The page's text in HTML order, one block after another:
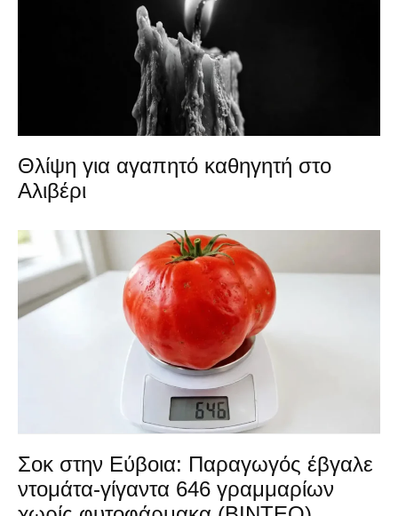
Θλίψη για αγαπητό καθηγητή στο
Αλιβέρι
Σοκ στην Εύβοια: Παραγωγός έβγαλε
ντομάτα-γίγαντα 646 γραμμαρίων